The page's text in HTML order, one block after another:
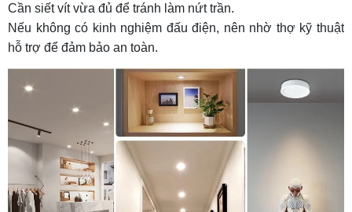
Cần siết vít vừa đủ để tránh làm nứt trần.
Nếu không có kinh nghiệm đấu điện, nên nhờ thợ kỹ thuật
hỗ trợ để đảm bảo an toàn.